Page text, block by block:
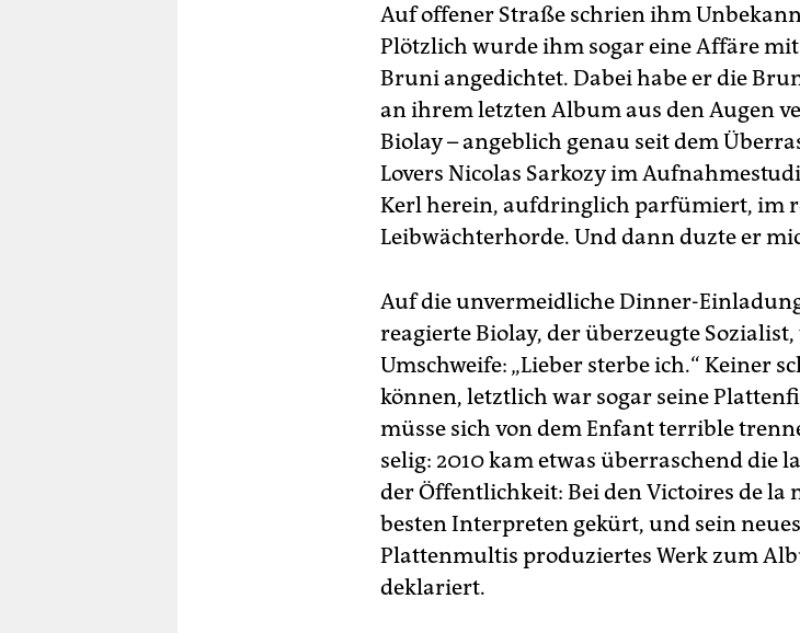
Auf offener Straße schrien ihm
Plötzlich wurde ihm sogar eine Affäre
Bruni angedichtet. Dabei habe er die
an ihrem letzten Album aus den Augen
Biolay – angeblich genau seit dem
Lovers Nicolas Sarkozy im
Kerl herein, aufdringlich parfümiert, im
Leibwächterhorde. Und dann duzte er
Auf die unvermeidliche Dinner-
reagierte Biolay, der überzeugte
Umschweife: „Lieber sterbe ich.“ Keiner
können, letztlich war sogar seine
müsse sich von dem Enfant terrible
selig: 2010 kam etwas überraschend die
der Öffentlichkeit: Bei den Victoires de la
besten Interpreten gekürt, und sein
Plattenmultis produziertes Werk zum
deklariert.